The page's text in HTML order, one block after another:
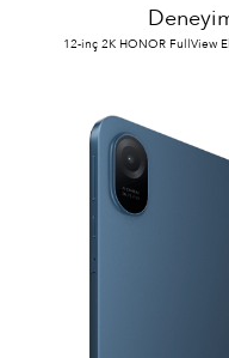
12-inç 2K HONOR FullView